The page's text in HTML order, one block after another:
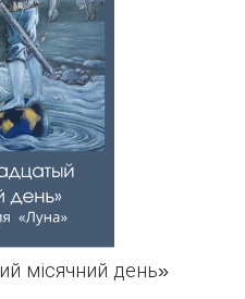
місячний день»